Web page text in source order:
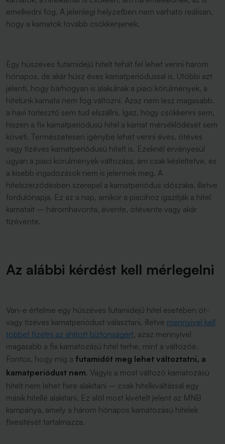
emelkedni fog. A jelenlegi helyzetben nem várható reálisan,
hogy a kamatok tovább csökkenjenek.
Egy húszéves futamidejű hitelt tehát fel lehet venni három
hónapos, de akár húsz éves kamatperiódussal is. Utóbbi azt
jelenti, hogy bárhogyan is alakulnak a piaci körülmények, a
hitelünk kamata nem fog változni. Azaz nem lesz magasabb,
a havi törlesztő sem tud elszállni. Igaz, hogy csökkenni sem,
hiszen a fix kamatperiódusú hitel a kamat mérséklődését sem
követi. Természetesen igénybe lehet venni éves, ötéves
vagy tízéves kamatperiódusú hitelt is. Ezeknél érvényesül
ugyan a piaci körülmények változása, ám csak késleltetve, és
a kisebb ingadozások nem is jelennek meg. A
hitelszerződésben szerepel a kamatperiódus időszaka, illetve
fordulónapja. Ez az a nap, amikor a piacihoz igazítják a hitel
kamatait – háromhavonta, évente, ötévente vagy akár
tízévente.
Az alábbi kérdést kell mérlegelni
Van-e értelme egy húszéves futamidejű hitel esetében öt-
vagy tízéves kamatperiódust választani, illetve mennyivel kell
többet fizetni az áhított biztonságért, azaz mennyivel
magasabb a fix kamatozású hitel terhe, mint a változóé.
Fontos, hogy míg a futamidőt meg lehet változtatni, a
kamatperiódust nem. Vagyis a most változó kamatozású
hitelt nem lehet fixre alakítani – csak hitelkiváltással egy
másik hitellé alakítani. Ez alól most kivételt jelent az MNB
kampánya, amely a három hónapos kamatozású hitelek
fixesítését tartalmazza.